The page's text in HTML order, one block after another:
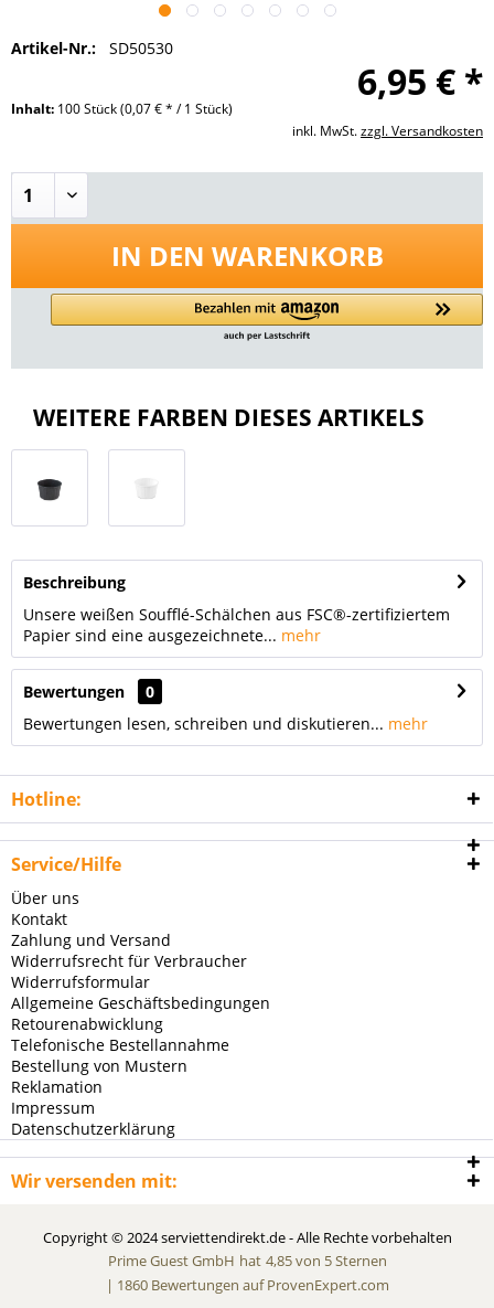
Artikel-Nr.: SD50530
6,95 € *
Inhalt: 100 Stück(0,07 € * / 1 Stück)
inkl. MwSt.zzgl. Versandkosten
IN DEN WARENKORB
WEITERE FARBEN DIESES ARTIKELS
Beschreibung
Unsere weißen Soufflé-Schälchen aus FSC®-zertifiziertem
Papier sind eine ausgezeichnete... mehr
Bewertungen
0
Bewertungen lesen, schreiben und diskutieren... mehr
Hotline:
Service/Hilfe
Über uns
Kontakt
Zahlung und Versand
Widerrufsrecht für Verbraucher
Widerrufsformular
Allgemeine Geschäftsbedingungen
Retourenabwicklung
Telefonische Bestellannahme
Bestellung von Mustern
Reklamation
Impressum
Datenschutzerklärung
Wir versenden mit:
Copyright © 2024 serviettendirekt.de - Alle Rechte vorbehalten
Prime Guest GmbH hat 4,85von 5Sternen
| 1860Bewertungen auf ProvenExpert.com